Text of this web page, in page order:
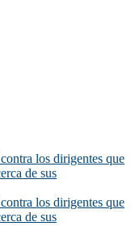
los dirigentes que
de sus
los dirigentes que
de sus